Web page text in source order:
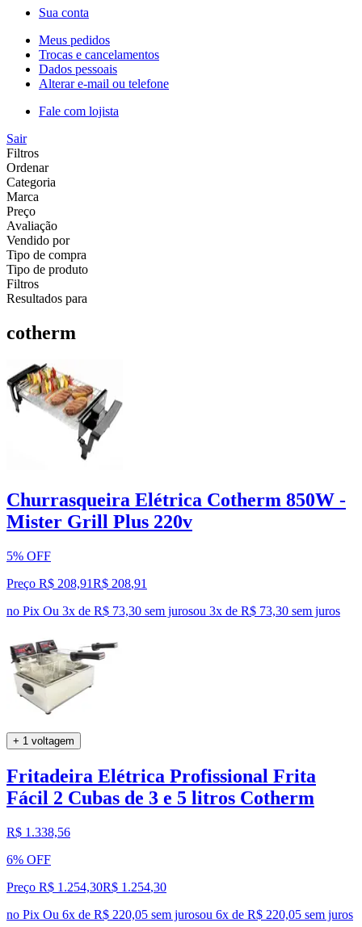
Sua conta
Meus pedidos
Trocas e cancelamentos
Dados pessoais
Alterar e-mail ou telefone
Fale com lojista
Sair
Filtros
Ordenar
Categoria
Marca
Preço
Avaliação
Vendido por
Tipo de compra
Tipo de produto
Filtros
Resultados para
cotherm
Churrasqueira Elétrica Cotherm 850W -
Mister Grill Plus 220v
5% OFF
Preço R$ 208,91R$ 208,91
no Pix Ou 3x de R$ 73,30 sem jurosou 3x de R$ 73,30 sem juros
+ 1 voltagem
Fritadeira Elétrica Profissional Frita
Fácil 2 Cubas de 3 e 5 litros Cotherm
R$ 1.338,56
6% OFF
Preço R$ 1.254,30R$ 1.254,30
no Pix Ou 6x de R$ 220,05 sem jurosou 6x de R$ 220,05 sem juros